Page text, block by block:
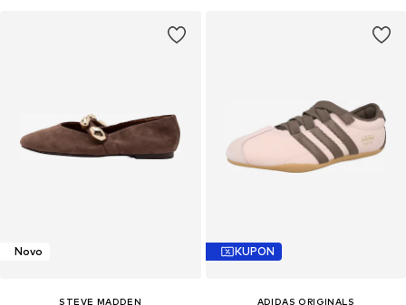
Novo
STEVE MADDEN
KUPON
ADIDAS ORIGINALS